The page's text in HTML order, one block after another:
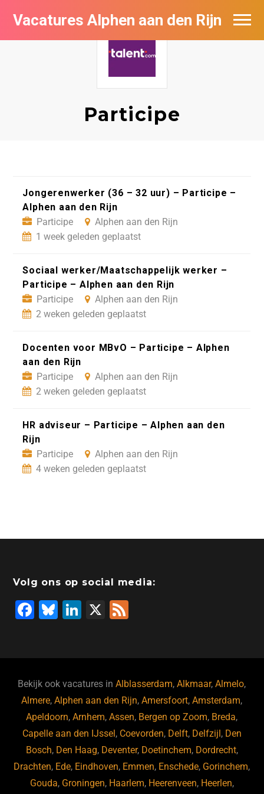
Vacatures Alphen aan den Rijn
Participe
Jongerenwerker (36 – 32 uur) – Participe –
Alphen aan den Rijn
Participe
Alphen aan den Rijn
1 week geleden geplaatst
Sociaal werker/Maatschappelijk werker –
Participe – Alphen aan den Rijn
Participe
Alphen aan den Rijn
2 weken geleden geplaatst
Docenten voor MBvO – Participe – Alphen
aan den Rijn
Participe
Alphen aan den Rijn
2 weken geleden geplaatst
HR adviseur – Participe – Alphen aan den
Rijn
Participe
Alphen aan den Rijn
4 weken geleden geplaatst
Volg ons op social media:
F
b
o
o
k
Bl
ky
Li
dI
n
X
Bekijk ook vacatures inAlblasserdam,Alkmaar,Almelo,
Almere,Alphen aan den Rijn,Amersfoort,Amsterdam,
Apeldoorn,Arnhem,Assen, Bergen op Zoom, Breda,
Capelle aan den IJssel, Coevorden, Delft, Delfzijl, Den
Bosch, Den Haag, Deventer, Doetinchem, Dordrecht,
Drachten, Ede, Eindhoven, Emmen, Enschede, Gorinchem,
Gouda, Groningen, Haarlem, Heerenveen, Heerlen,
Vacatures per bedrijf in Alphen aan den
De populairste vacatures in Alphen aan